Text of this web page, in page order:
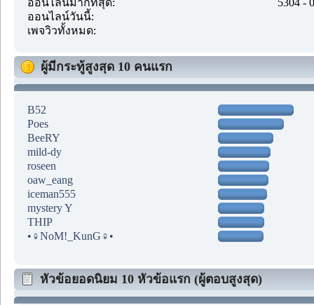
ออนไลน์วันนี้:
เพจวิวทั้งหมด:
ผู้มีกระทู้สูงสุด 10 คนแรก
B52
Poes
BeeRY
mild-dy
roseen
oaw_eang
iceman555
mystery Y
THIP
•♀NoM!_KunG♀•
หัวข้อยอดนิยม 10 หัวข้อแรก (ผู้ตอบสูงสุด)